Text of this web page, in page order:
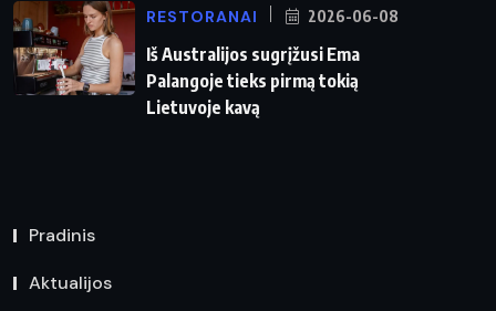
RESTORANAI 2026-06-08
Iš Australijos sugrįžusi Ema
Palangoje tieks pirmą tokią
Lietuvoje kavą
Pradinis
Aktualijos